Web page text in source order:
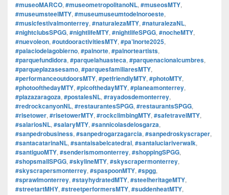
#museoMARCO, #museometropolitanoNL, #museosMTY,
#museumsteelMTY, #museumuseumtodelnoroeste,
#musicfestivalmonterrey, #naturalezaMTY, #naturalezaNL,
#nightclubsSPGG, #nightlifeMTY, #nightlifeSPGG, #nocheMTY,
#nuevoleon, #outdooractivitiesMTY, #pa’lnorte2025,
#palaciodelagobierno, #palnorte, #palnorteartists,
#parquefundidora, #parquelahuasteca, #parquenacionalcumbres,
#parqueplazasesamo, #parquesfamiliaresMTY,
#performanceoutdoorsMTY, #petfriendlyMTY, #photoMTY,
#photoofthedayMTY, #picofthedayMTY, #planeamonterrey,
#plazazaragoza, #postalesNL, #rayadosdemonterrey,
#redrockcanyonNL, #restaurantesSPGG, #restaurantsSPGG,
#risetower, #risetowerMTY, #rockclimbingMTY, #safetravelMTY,
#salariosNL, #salaryMTY, #sannicolasdelosgarza,
#sanpedrobusiness, #sanpedrogarzagarcia, #sanpedroskyscraper,
#santacatarinaNL, #santaisabelcatedral, #santaluciariverwalk,
#santiguoMTY, #senderismomonterrey, #shoppingSPGG,
#shopsmallSPGG, #skylineMTY, #skyscrapermonterrey,
#skyscrapersmonterrey, #spaspoonMTY, #spgg,
#sprawlmonterrey, #stayhydratedMTY, #steelheritageMTY,
#streetartMHY, #streetperformersMTY, #suddenheatMTY,